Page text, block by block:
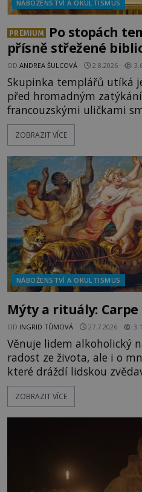
NÁBOŽENSTVÍ A OKULTISMUS
PREMIUM
Po stopách
přísně střežené
OD ANDREA ŠULCOVÁ 2.8.2026
Skupinka templářů utíká
před hromadným
francouzskými uličkami
přístavu. Jeden z nich má
tajemným obsahem. Kapitán lodi už na ně čeká.
vyplouváme,“ sdělí jim.
kapitáne?“ zeptá se ho
ZOBRAZIT VÍCE
NÁBOŽENSTVÍ A OKULTISMUS
Mýty a rituály:
OD INGRID TŮMOVÁ 27.7.2026
Věnuje lidem alkoholický
radost ze života, ale i o
které dráždí lidskou
doopravdy představuje
Bakchus? Mytologický příběh řeckého boha
ZOBRAZIT VÍCE